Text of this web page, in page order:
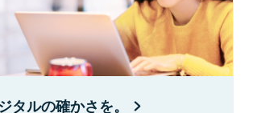
タルの確かさを。